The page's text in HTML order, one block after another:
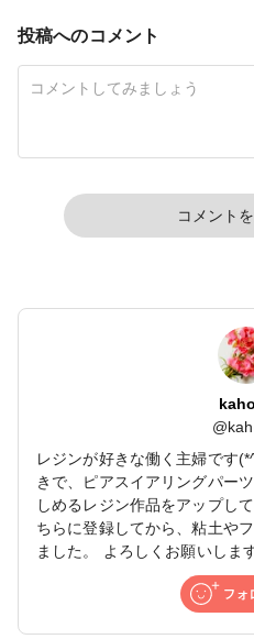
投稿へのコメント
コメント
@
レジンが好きな働く主婦です
きで、ピアスイアリングパー
しめるレジン作品をアップし
ちらに登録してから、粘土や
ました。 よろしくお願いしま